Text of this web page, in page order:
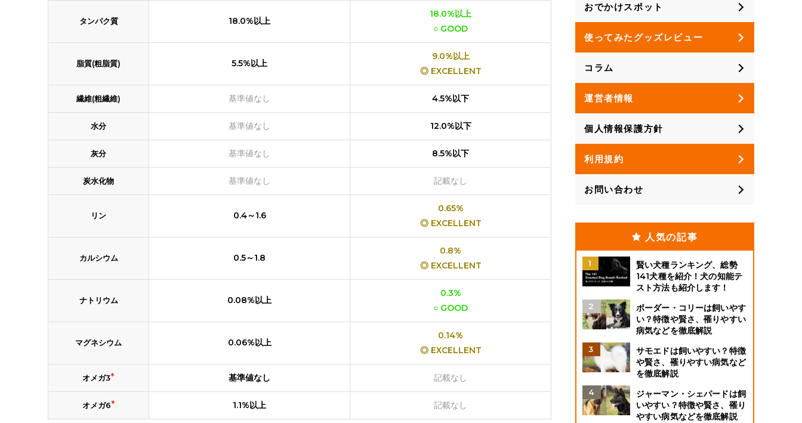
タンパク質 18.0%以上
18.0%以上
○ GOOD
脂質(粗脂質) 5.5%以上
9.0%以上
◎ EXCELLENT
繊維(粗繊維) 基準値なし 4.5%以下
水分 基準値なし 12.0%以下
灰分 基準値なし 8.5%以下
炭水化物 基準値なし 記載なし
リン 0.4～1.6
0.65%
◎ EXCELLENT
カルシウム 0.5～1.8
0.8%
◎ EXCELLENT
ナトリウム 0.08%以上
0.3%
○ GOOD
マグネシウム 0.06%以上
0.14%
◎ EXCELLENT
オメガ3* 基準値なし 記載なし
オメガ6* 1.1%以上 記載なし
おでかけスポット
使ってみたグッズレビュー
コラム
運営者情報
個人情報保護方針
利用規約
お問い合わせ
人気の記事
賢い犬種ランキング、総勢
141犬種を紹介！犬の知能テ
スト方法も紹介します！
ボーダー・コリーは飼いやす
い？特徴や賢さ、罹りやすい
病気などを徹底解説
サモエドは飼いやすい？特徴
や賢さ、罹りやすい病気など
を徹底解説
ジャーマン・シェパードは飼
いやすい？特徴や賢さ、罹り
やすい病気などを徹底解説